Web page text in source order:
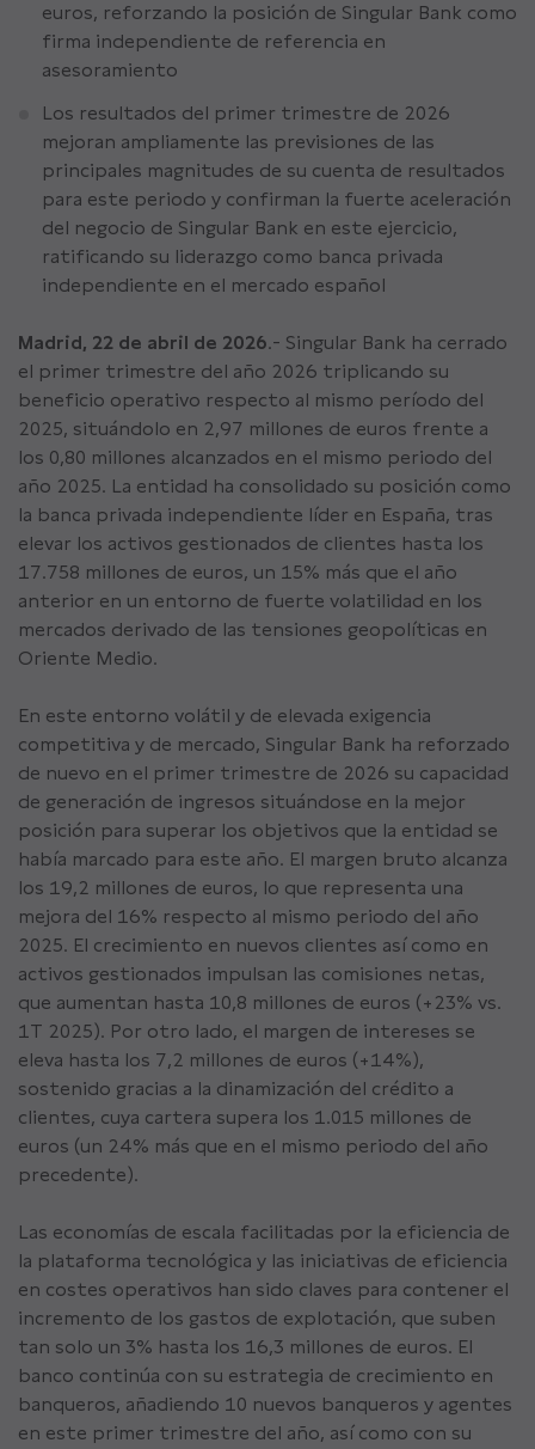
euros, reforzando la posición de Singular Bank como
firma independiente de referencia en
asesoramiento
Los resultados del primer trimestre de 2026
mejoran ampliamente las previsiones de las
principales magnitudes de su cuenta de resultados
para este periodo y confirman la fuerte aceleración
del negocio de Singular Bank en este ejercicio,
ratificando su liderazgo como banca privada
independiente en el mercado español
Madrid, 22 de abril de 2026.- Singular Bank ha cerrado
el primer trimestre del año 2026 triplicando su
beneficio operativo respecto al mismo período del
2025, situándolo en 2,97 millones de euros frente a
los 0,80 millones alcanzados en el mismo periodo del
año 2025. La entidad ha consolidado su posición como
la banca privada independiente líder en España, tras
elevar los activos gestionados de clientes hasta los
17.758 millones de euros, un 15% más que el año
anterior en un entorno de fuerte volatilidad en los
mercados derivado de las tensiones geopolíticas en
Oriente Medio.
En este entorno volátil y de elevada exigencia
competitiva y de mercado, Singular Bank ha reforzado
de nuevo en el primer trimestre de 2026 su capacidad
de generación de ingresos situándose en la mejor
posición para superar los objetivos que la entidad se
había marcado para este año. El margen bruto alcanza
los 19,2 millones de euros, lo que representa una
mejora del 16% respecto al mismo periodo del año
2025. El crecimiento en nuevos clientes así como en
activos gestionados impulsan las comisiones netas,
que aumentan hasta 10,8 millones de euros (+23% vs.
1T 2025). Por otro lado, el margen de intereses se
eleva hasta los 7,2 millones de euros (+14%),
sostenido gracias a la dinamización del crédito a
clientes, cuya cartera supera los 1.015 millones de
euros (un 24% más que en el mismo periodo del año
precedente).
Las economías de escala facilitadas por la eficiencia de
la plataforma tecnológica y las iniciativas de eficiencia
en costes operativos han sido claves para contener el
incremento de los gastos de explotación, que suben
tan solo un 3% hasta los 16,3 millones de euros. El
banco continúa con su estrategia de crecimiento en
banqueros, añadiendo 10 nuevos banqueros y agentes
en este primer trimestre del año, así como con su